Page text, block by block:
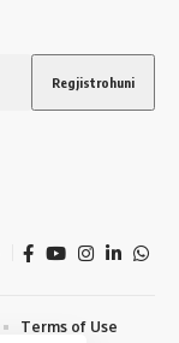
Terms of Use